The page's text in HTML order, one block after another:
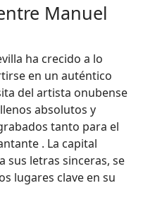
Manuel
ha crecido a lo
en un auténtico
del artista onubense
absolutos y
tanto para el
. La capital
sus letras sinceras, se
lugares clave en su